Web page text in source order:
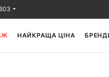
НАЙКРАЩА ЦІНА